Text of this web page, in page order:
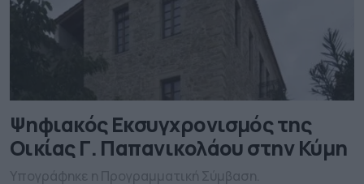
Ψηφιακός Εκσυγχρονισμός της
Οικίας Γ. Παπανικολάου στην Κύμη